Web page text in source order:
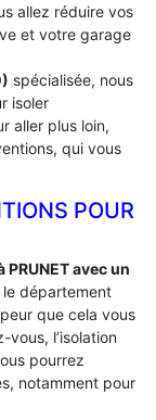
allez réduire vos
et votre garage
spécialisée, nous
isoler
aller plus loin,
qui vous
POUR
avec un
département
que cela vous
vous, l’isolation
pourrez
notamment pour